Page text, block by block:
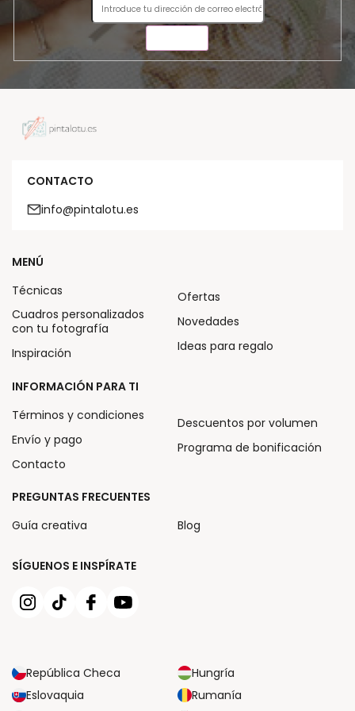
CONTACTO
info@pintalotu.es
SÍGUENOS E INSPÍRATE
República Checa
Hungría
Eslovaquia
Rumanía
MENÚ
Técnicas
Cuadros personalizados
con tu fotografía
Inspiración
Ofertas
Novedades
Ideas para regalo
INFORMACIÓN PARA TI
Términos y condiciones
Envío y pago
Contacto
Descuentos por volumen
Programa de bonificación
PREGUNTAS FRECUENTES
Guía creativa
Blog